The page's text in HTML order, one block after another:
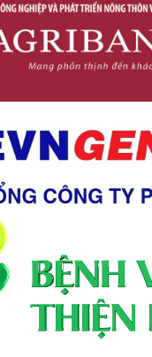
tiến
số tại Đắk
công tác
công
sản
triển khai
chức
Ngày
Việt Nam
quyết
trưởng
Đền thờ